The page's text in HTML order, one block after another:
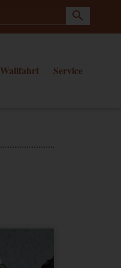
search
Wallfahrt Service